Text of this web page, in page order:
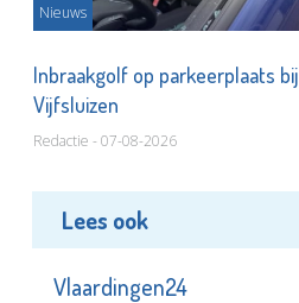
Nieuws
Inbraakgolf op parkeerplaats bij
Vijfsluizen
Redactie - 07-08-2026
Lees ook
Vlaardingen24